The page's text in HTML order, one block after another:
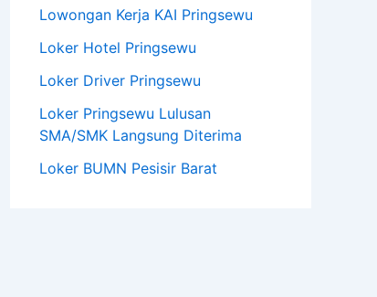
Lowongan Kerja KAI Pringsewu
Loker Hotel Pringsewu
Loker Driver Pringsewu
Loker Pringsewu Lulusan
SMA/SMK Langsung Diterima
Loker BUMN Pesisir Barat